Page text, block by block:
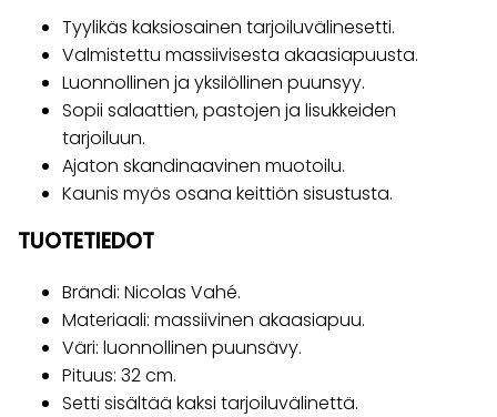
Tyylikäs kaksiosainen tarjoiluvälinesetti.
Valmistettu massiivisesta akaasiapuusta.
Luonnollinen ja yksilöllinen puunsyy.
Sopii salaattien, pastojen ja lisukkeiden
tarjoiluun.
Ajaton skandinaavinen muotoilu.
Kaunis myös osana keittiön sisustusta.
TUOTETIEDOT
Brändi: Nicolas Vahé.
Materiaali: massiivinen akaasiapuu.
Väri: luonnollinen puunsävy.
Pituus: 32 cm.
Setti sisältää kaksi tarjoiluvälinettä.